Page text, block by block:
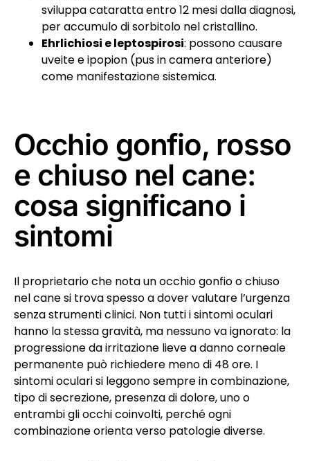
sviluppa cataratta entro 12 mesi dalla diagnosi,
per accumulo di sorbitolo nel cristallino.
Ehrlichiosi e leptospirosi: possono causare
uveite e ipopion (pus in camera anteriore)
come manifestazione sistemica.
Occhio gonfio, rosso
e chiuso nel cane:
cosa significano i
sintomi
Il proprietario che nota un occhio gonfio o chiuso
nel cane si trova spesso a dover valutare l’urgenza
senza strumenti clinici. Non tutti i sintomi oculari
hanno la stessa gravità, ma nessuno va ignorato: la
progressione da irritazione lieve a danno corneale
permanente può richiedere meno di 48 ore. I
sintomi oculari si leggono sempre in combinazione,
tipo di secrezione, presenza di dolore, uno o
entrambi gli occhi coinvolti, perché ogni
combinazione orienta verso patologie diverse.